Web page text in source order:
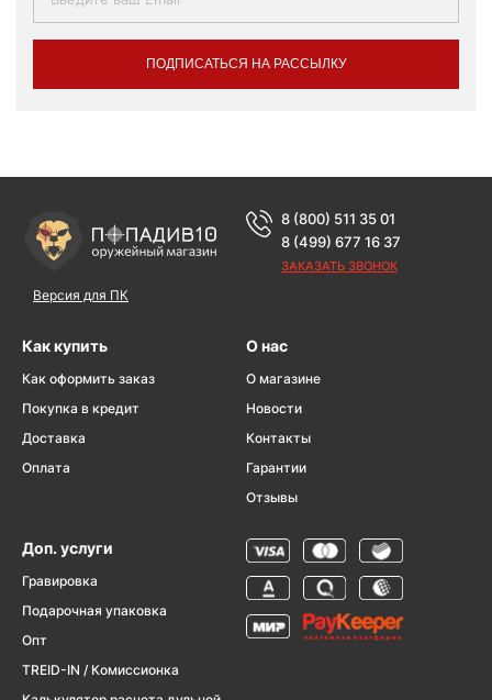
ПОДПИСАТЬСЯ НА РАССЫЛКУ
Версия для ПК
8 (800) 511 35 01
8 (499) 677 16 37
ЗАКАЗАТЬ ЗВОНОК
Как купить
Как оформить заказ
Покупка в кредит
Доставка
Оплата
О нас
О магазине
Новости
Контакты
Гарантии
Отзывы
Доп. услуги
Гравировка
Подарочная упаковка
Опт
TREID-IN / Комиссионка